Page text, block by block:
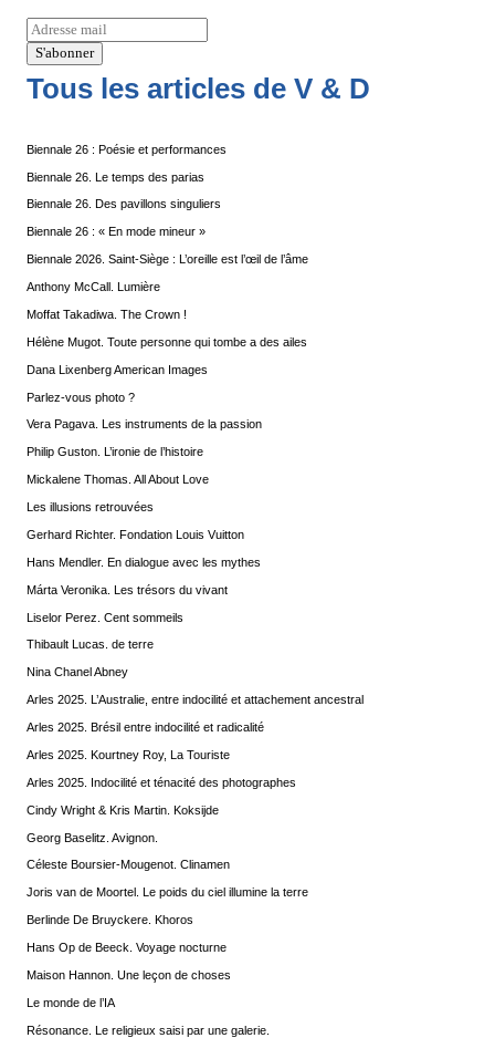
Tous les articles de V & D
Biennale 26 : Poésie et performances
Biennale 26. Le temps des parias
Biennale 26. Des pavillons singuliers
Biennale 26 : « En mode mineur »
Biennale 2026. Saint-Siège : L’oreille est l’œil de l’âme
Anthony McCall. Lumière
Moffat Takadiwa. The Crown !
Hélène Mugot. Toute personne qui tombe a des ailes
Dana Lixenberg American Images
Parlez-vous photo ?
Vera Pagava. Les instruments de la passion
Philip Guston. L’ironie de l’histoire
Mickalene Thomas. All About Love
Les illusions retrouvées
Gerhard Richter. Fondation Louis Vuitton
Hans Mendler. En dialogue avec les mythes
Márta Veronika. Les trésors du vivant
Liselor Perez. Cent sommeils
Thibault Lucas. de terre
Nina Chanel Abney
Arles 2025. L’Australie, entre indocilité et attachement ancestral
Arles 2025. Brésil entre indocilité et radicalité
Arles 2025. Kourtney Roy, La Touriste
Arles 2025. Indocilité et ténacité des photographes
Cindy Wright & Kris Martin. Koksijde
Georg Baselitz. Avignon.
Céleste Boursier-Mougenot. Clinamen
Joris van de Moortel. Le poids du ciel illumine la terre
Berlinde De Bruyckere. Khoros
Hans Op de Beeck. Voyage nocturne
Maison Hannon. Une leçon de choses
Le monde de l’IA
Résonance. Le religieux saisi par une galerie.